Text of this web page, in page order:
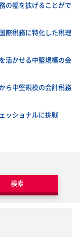
の幅を拡げることがで
際税務に特化した税理
活かせる中堅規模の会
ら中堅規模の会計税務
ッショナルに挑戦
検索